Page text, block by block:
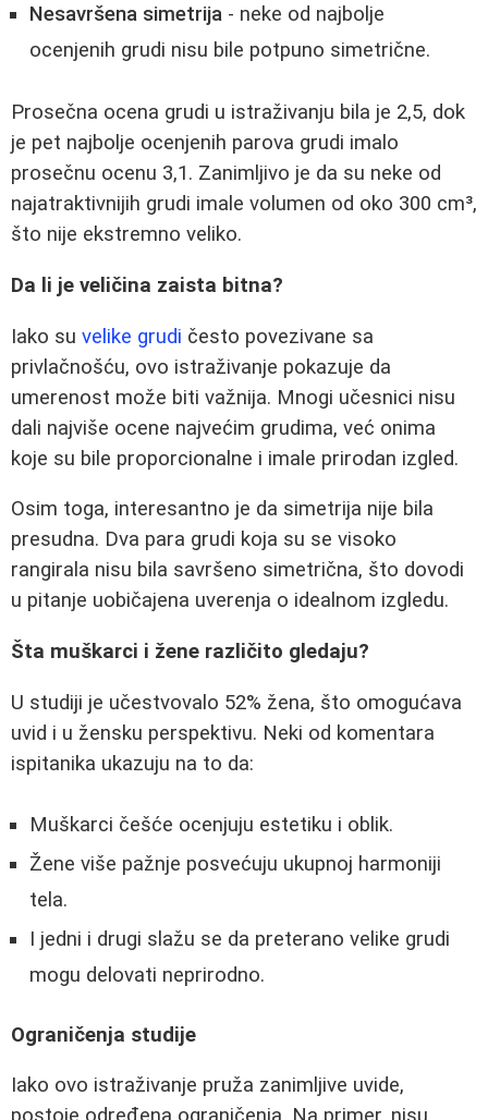
Nesavršena simetrija - neke od najbolje
ocenjenih grudi nisu bile potpuno simetrične.
Prosečna ocena grudi u istraživanju bila je 2,5, dok
je pet najbolje ocenjenih parova grudi imalo
prosečnu ocenu 3,1. Zanimljivo je da su neke od
najatraktivnijih grudi imale volumen od oko 300 cm³,
što nije ekstremno veliko.
Da li je veličina zaista bitna?
Iako su velike grudi često povezivane sa
privlačnošću, ovo istraživanje pokazuje da
umerenost može biti važnija. Mnogi učesnici nisu
dali najviše ocene najvećim grudima, već onima
koje su bile proporcionalne i imale prirodan izgled.
Osim toga, interesantno je da simetrija nije bila
presudna. Dva para grudi koja su se visoko
rangirala nisu bila savršeno simetrična, što dovodi
u pitanje uobičajena uverenja o idealnom izgledu.
Šta muškarci i žene različito gledaju?
U studiji je učestvovalo 52% žena, što omogućava
uvid i u žensku perspektivu. Neki od komentara
ispitanika ukazuju na to da:
Muškarci češće ocenjuju estetiku i oblik.
Žene više pažnje posvećuju ukupnoj harmoniji
tela.
I jedni i drugi slažu se da preterano velike grudi
mogu delovati neprirodno.
Ograničenja studije
Iako ovo istraživanje pruža zanimljive uvide,